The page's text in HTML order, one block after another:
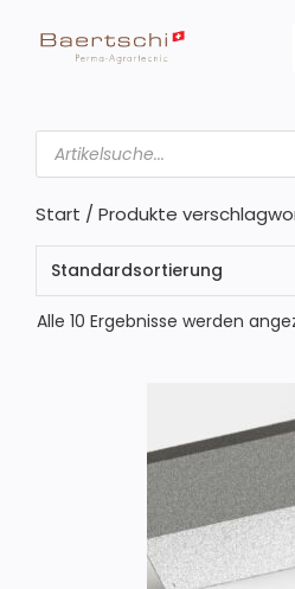
Inhalt
Products
search
Start / Produkte
Alle 10 Ergebnisse werden